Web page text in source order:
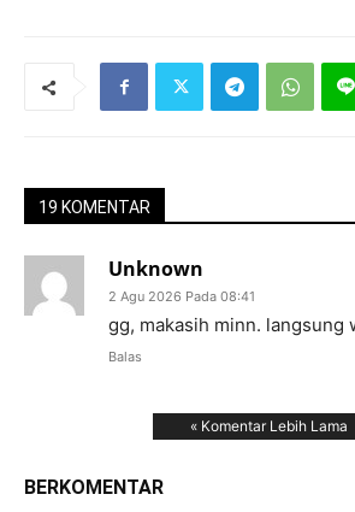
19 KOMENTAR
Unknown
2 Agu 2026 Pada 08:41
gg, makasih minn. langsung
Balas
« Komentar Lebih Lama
BERKOMENTAR